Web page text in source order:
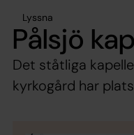
Lyssna
Pålsjö
Det ståtliga
kyrkogård har